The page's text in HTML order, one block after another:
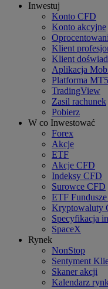
Inwestuj
Konto CFD
Konto akcyjne
Klient
Klient
Aplikacja
Platforma MT5
TradingView
Zasil rachunek
Pobierz
W co Inwestować
Forex
Akcje
ETF
Akcje CFD
Indeksy CFD
Surowce CFD
ETF
Kryptowaluty
Specyfikacja
SpaceX
Rynek
NonStop
Sentyment
Skaner akcji
Kalendarz